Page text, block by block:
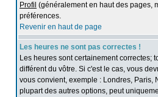
Profil (généralement en haut des pages,
préférences.
Revenir en haut de page
Les heures ne sont pas correctes !
Les heures sont certainement correctes;
différent du vôtre. Si c'est le cas, vous
vous convient, exemple : Londres, Paris,
plupart des autres options, peut